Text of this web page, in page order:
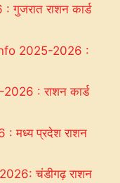
राशन कार्ड
2025-2026 :
: राशन कार्ड
मध्य प्रदेश राशन
चंडीगढ़ राशन